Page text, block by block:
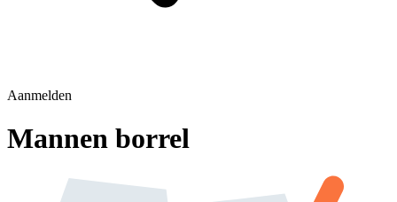
Aanmelden
Mannen borrel